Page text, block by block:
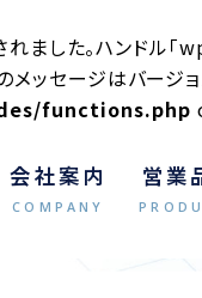
れました。ハンドル
メッセージはバー
functions.php
会社案内
COMPANY
営業